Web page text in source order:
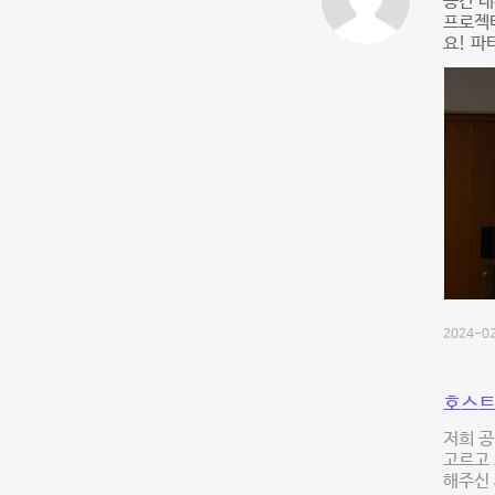
프로젝
요! 파
2024-
호스
저희
고르고
해주신